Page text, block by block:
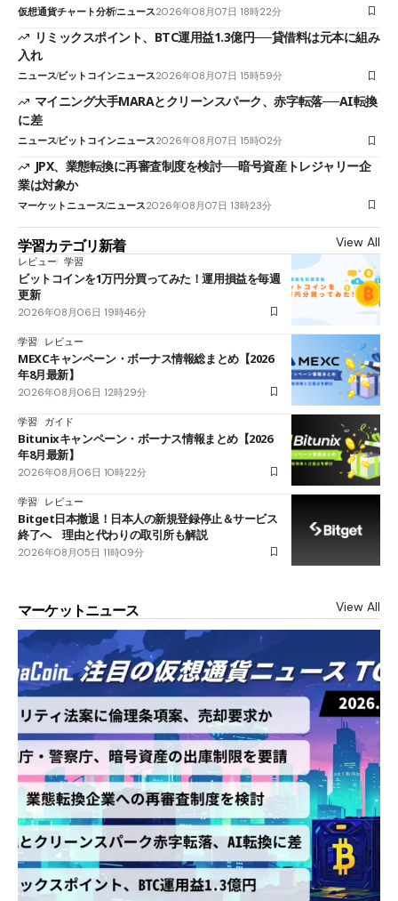
仮想通貨チャート分析ニュース2026年08月07日 18時22分
リミックスポイント、BTC運用益1.3億円──貸借料は元本に組み
入れ
ニュースビットコインニュース2026年08月07日 15時59分
マイニング大手MARAとクリーンスパーク、赤字転落──AI転換
に差
ニュースビットコインニュース2026年08月07日 15時02分
JPX、業態転換に再審査制度を検討──暗号資産トレジャリー企
業は対象か
マーケットニュースニュース2026年08月07日 13時23分
学習カテゴリ新着 View All
レビュー 学習
ビットコインを1万円分買ってみた！運用損益を毎週
更新
2026年08月06日 19時46分
学習 レビュー
MEXCキャンペーン・ボーナス情報総まとめ【2026
年8月最新】
2026年08月06日 12時29分
学習 ガイド
Bitunixキャンペーン・ボーナス情報まとめ【2026
年8月最新】
2026年08月06日 10時22分
学習 レビュー
Bitget日本撤退！日本人の新規登録停止＆サービス
終了へ 理由と代わりの取引所も解説
2026年08月05日 11時09分
マーケットニュース View All